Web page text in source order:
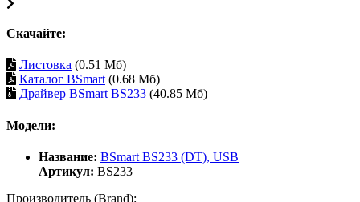
Скачайте:
Листовка (0.51 Мб)
Каталог BSmart (0.68 Мб)
Драйвер BSmart BS233 (40.85 Мб)
Модели:
Название: BSmart BS233 (DT), USB
Артикул: BS233
Производитель (Brand):